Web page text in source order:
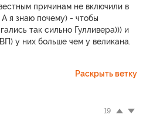
причинам не включили в
я знаю почему) - чтобы
так сильно Гулливера))) и
у них больше чем у великана.
Раскрыть ветку
19